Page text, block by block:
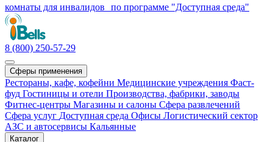
комнаты для инвалидов по программе "Доступная среда"
8 (800) 250-57-29
Сферы применения
Рестораны, кафе, кофейни Медицинские учреждения Фаст-
фуд Гостиницы и отели Производства, фабрики, заводы
Фитнес-центры Магазины и салоны Сфера развлечений
Сфера услуг Доступная среда Офисы Логистический сектор
АЗС и автосервисы Кальянные
Каталог